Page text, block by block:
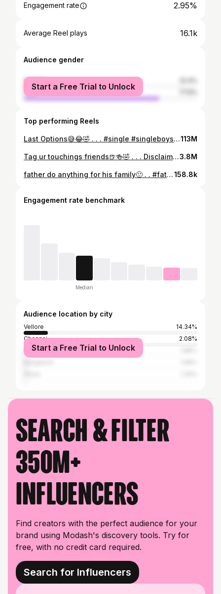
Engagement rate 2.95%
Average Reel plays 16.1k
Audience gender
female
male
Start a Free Trial to Unlock
Top performing Reels
Last Options😅😂🤣 . . . #single #singleboys #love #lovestories #funnny #comedy #lover #fakelove #reelitfeelit #morattusingles #reels #instagram #explore #fyp #trendingreels #viral #vaniyambadi #orangrez113M
Tag ur touchings friends🍺🍻🤣 . . . Disclaimer : Alcohol injurious to health and this is not alcohol just 10rupee livo bottle . . . #beer #alcohol #dancer #dance #fight #funnyfight #bothy #off #🍻 #funny #comedy #jolly #fun #entertainment #reels #instagram #explore #reelitfeelit #trending #friendship #friends #touching #jd #cotter3.8M
father do anything for his family🙂 . . #father #fatherlove #dadson #dadlove #vijay #hbdvijay #jananayagan #family #fooddelivery #vijayfans #thalapathy #familylife #fyp #viral #trendingreels #reelitfeelit #reels #instagram158.8k
Engagement rate benchmark
Median
Audience location by city
Vellore
14.34%
Chennai
2.08%
Mumbai
Start a Free Trial to Unlock
Search & filter
350M+
influencers
Find creators with the perfect audience for your
brand using Modash's discovery tools. Try for
free, with no credit card required.
Search for Influencers